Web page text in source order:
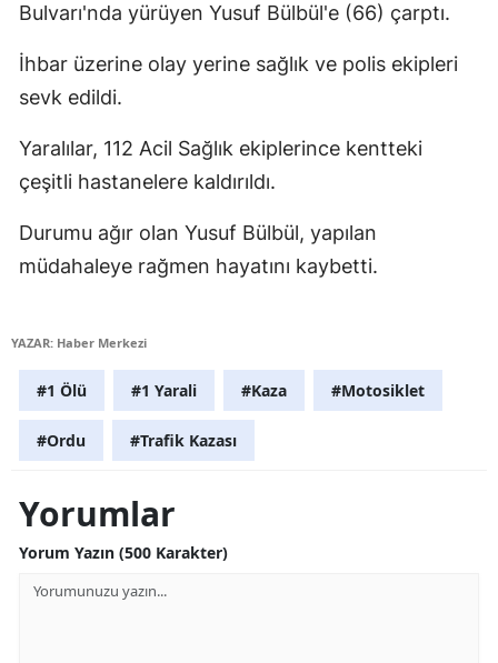
Gaziantep
Giresun
Bulvarı'nda yürüyen Yusuf Bülbül'e (66) çarptı.
İhbar üzerine olay yerine sağlık ve polis ekipleri
sevk edildi.
Yaralılar, 112 Acil Sağlık ekiplerince kentteki
çeşitli hastanelere kaldırıldı.
Durumu ağır olan Yusuf Bülbül, yapılan
müdahaleye rağmen hayatını kaybetti.
YAZAR: Haber Merkezi
#1 Ölü #1 Yarali #Kaza #Motosiklet
#Ordu #Trafik Kazası
Yorumlar
Yorum Yazın (500 Karakter)